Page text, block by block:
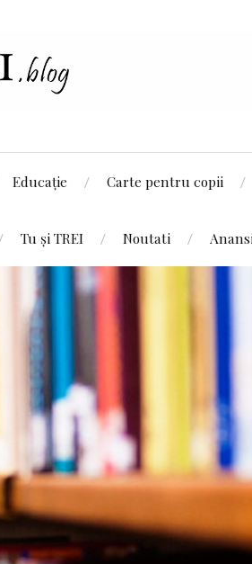
Educație Carte pentru copii
Tu și TREI Noutati